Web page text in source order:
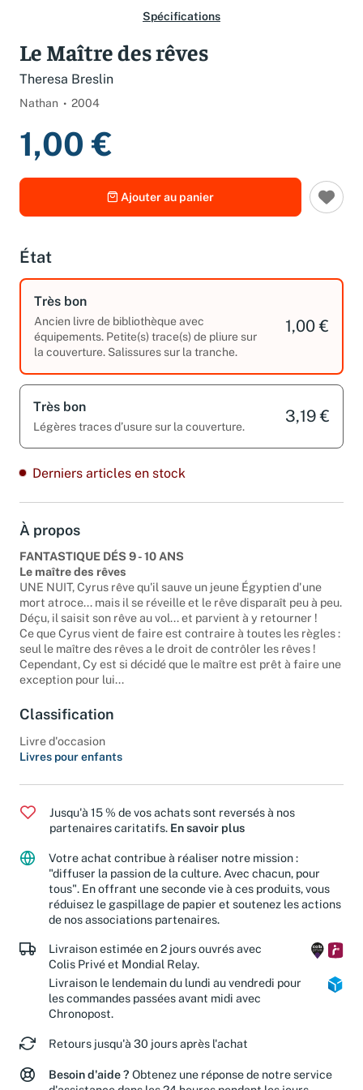
Spécifications
Le Maître des rêves
Theresa Breslin
Nathan 2004
1,00 €
Ajouter au panier
État
Très bon
Ancien livre de bibliothèque avec
équipements. Petite(s) trace(s) de pliure sur
la couverture. Salissures sur la tranche.
1,00 €
Très bon
Légères traces d’usure sur la couverture.
3,19 €
Derniers articles en stock
À propos
FANTASTIQUE DÉS 9 - 10 ANS
Le maître des rêves
UNE NUIT, Cyrus rêve qu'il sauve un jeune Égyptien d'une
mort atroce... mais il se réveille et le rêve disparaît peu à peu.
Déçu, il saisit son rêve au vol... et parvient à y retourner !
Ce que Cyrus vient de faire est contraire à toutes les règles :
seul le maître des rêves a le droit de contrôler les rêves !
Cependant, Cy est si décidé que le maître est prêt à faire une
exception pour lui...
Classification
Livre d'occasion
Livres pour enfants
Jusqu'à 15 % de vos achats sont reversés à nos
partenaires caritatifs. En savoir plus
Votre achat contribue à réaliser notre mission :
"diffuser la passion de la culture. Avec chacun, pour
tous". En offrant une seconde vie à ces produits, vous
réduisez le gaspillage de papier et soutenez les actions
de nos associations partenaires.
Livraison estimée en 2 jours ouvrés avec
Colis Privé et Mondial Relay.
Livraison le lendemain du lundi au vendredi pour
les commandes passées avant midi avec
Chronopost.
Retours jusqu'à 30 jours après l'achat
Besoin d'aide ? Obtenez une réponse de notre service